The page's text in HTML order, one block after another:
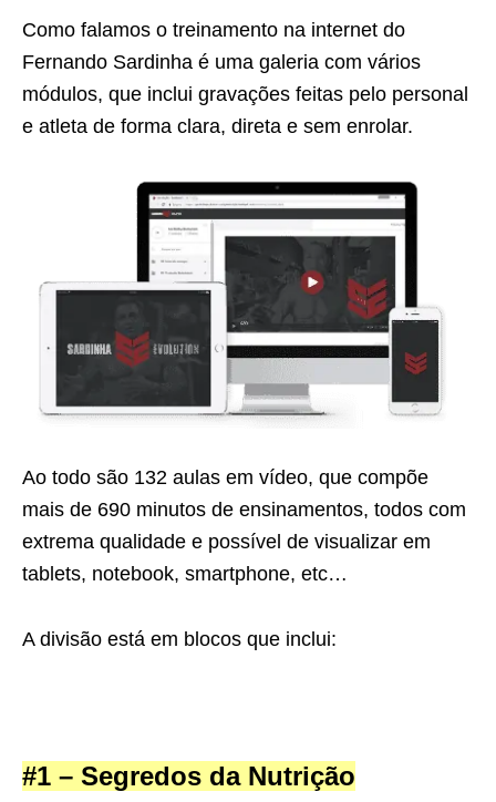
Como falamos o treinamento na internet do
Fernando Sardinha é uma galeria com vários
módulos, que inclui gravações feitas pelo personal
e atleta de forma clara, direta e sem enrolar.
Ao todo são 132 aulas em vídeo, que compõe
mais de 690 minutos de ensinamentos, todos com
extrema qualidade e possível de visualizar em
tablets, notebook, smartphone, etc…
A divisão está em blocos que inclui:
#1 – Segredos da Nutrição